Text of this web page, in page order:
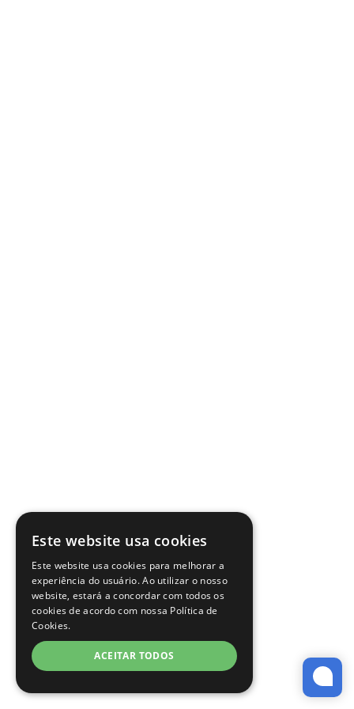
Este website usa cookies
Este website usa cookies para melhorar a
experiência do usuário. Ao utilizar o nosso
website, estará a concordar com todos os
cookies de acordo com nossa Política de
Cookies.
ACEITAR TODOS